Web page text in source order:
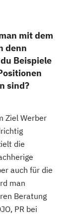
mit dem
denn
Beispiele
sind?
Ziel Werber
die
auch für die
man
Beratung
PR bei